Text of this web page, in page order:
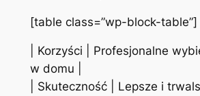
[table class=”wp-block-table”]
| Korzyści | Profesjonalne
w domu |
| Skuteczność | Lepsze i